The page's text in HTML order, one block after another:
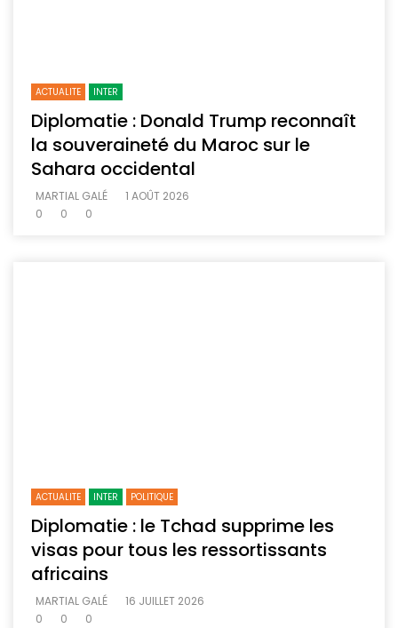
ACTUALITE INTER
Diplomatie : Donald Trump reconnaît
la souveraineté du Maroc sur le
Sahara occidental
MARTIAL GALÉ
1 AOÛT 2026
0
0 0
ACTUALITE INTER POLITIQUE
Diplomatie : le Tchad supprime les
visas pour tous les ressortissants
africains
MARTIAL GALÉ
16 JUILLET 2026
0
0 0